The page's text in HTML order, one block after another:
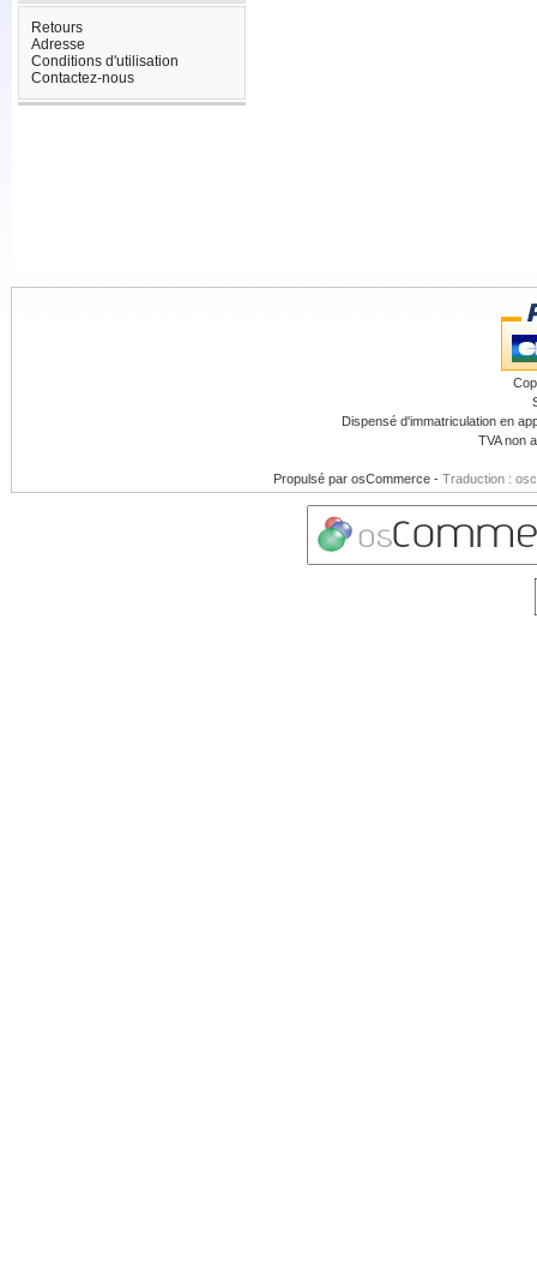
Retours
Adresse
Conditions d'utilisation
Contactez-nous
Dispensé d'immatriculation en
TVA non
Propulsé par osCommerce - Traduction :